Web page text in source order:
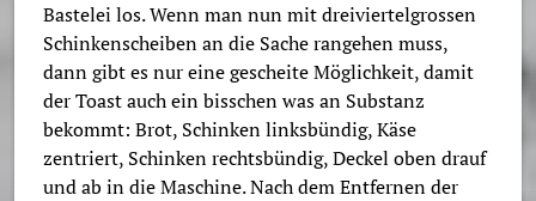
Bastelei los. Wenn man nun mit dreiviertelgrossen
Schinkenscheiben an die Sache rangehen muss,
dann gibt es nur eine gescheite Möglichkeit, damit
der Toast auch ein bisschen was an Substanz
bekommt: Brot, Schinken linksbündig, Käse
zentriert, Schinken rechtsbündig, Deckel oben drauf
und ab in die Maschine. Nach dem Entfernen der